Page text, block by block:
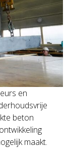
en
beton
maakt.